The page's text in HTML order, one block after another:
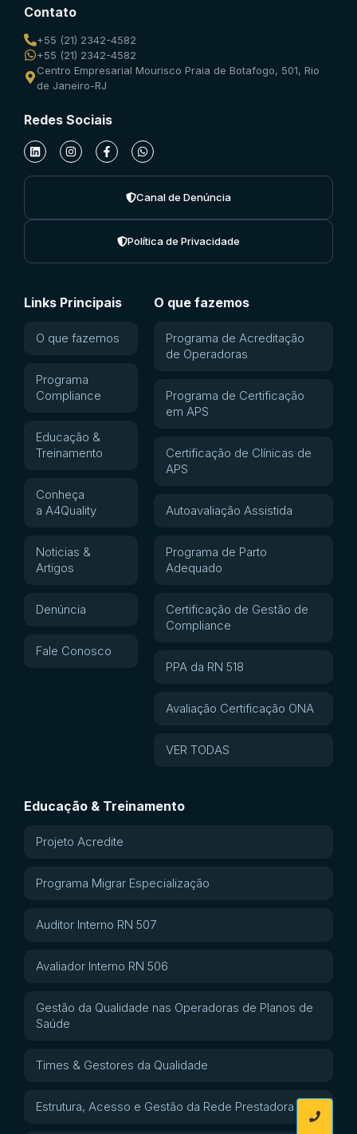
Contato
+55 (21) 2342-4582
+55 (21) 2342-4582
Centro Empresarial Mourisco Praia de Botafogo, 501, Rio
de Janeiro-RJ
Redes Sociais
Canal de Denúncia
Política de Privacidade
Links Principais
O que fazemos
Programa
Compliance
Educação &
Treinamento
Conheça
a A4Quality
Noticias &
Artigos
Denúncia
Fale Conosco
O que fazemos
Programa de Acreditação
de Operadoras
Programa de Certificação
em APS
Certificação de Clínicas de
APS
Autoavaliação Assistida
Programa de Parto
Adequado
Certificação de Gestão de
Compliance
PPA da RN 518
Avaliação Certificação ONA
VER TODAS
Educação & Treinamento
Projeto Acredite
Programa Migrar Especialização
Auditor Interno RN 507
Avaliador Interno RN 506
Gestão da Qualidade nas Operadoras de Planos de
Saúde
Times & Gestores da Qualidade
Estrutura, Acesso e Gestão da Rede Prestadora